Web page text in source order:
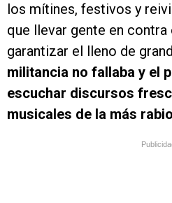
los mítines, festivos y
que llevar gente en contra
garantizar el lleno de
militancia no fallaba y el
escuchar discursos
musicales de la más